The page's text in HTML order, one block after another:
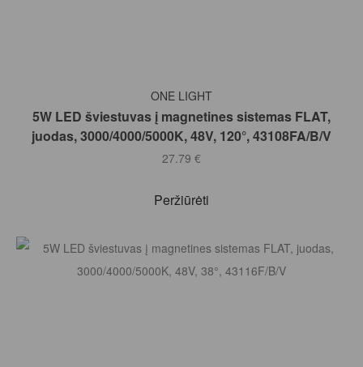
Į KREPŠELĮ
ONE LIGHT
5W LED šviestuvas į magnetines sistemas FLAT,
juodas, 3000/4000/5000K, 48V, 120°, 43108FA/B/V
27.79 €
Peržiūrėti